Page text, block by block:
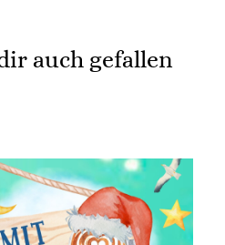
auch gefallen